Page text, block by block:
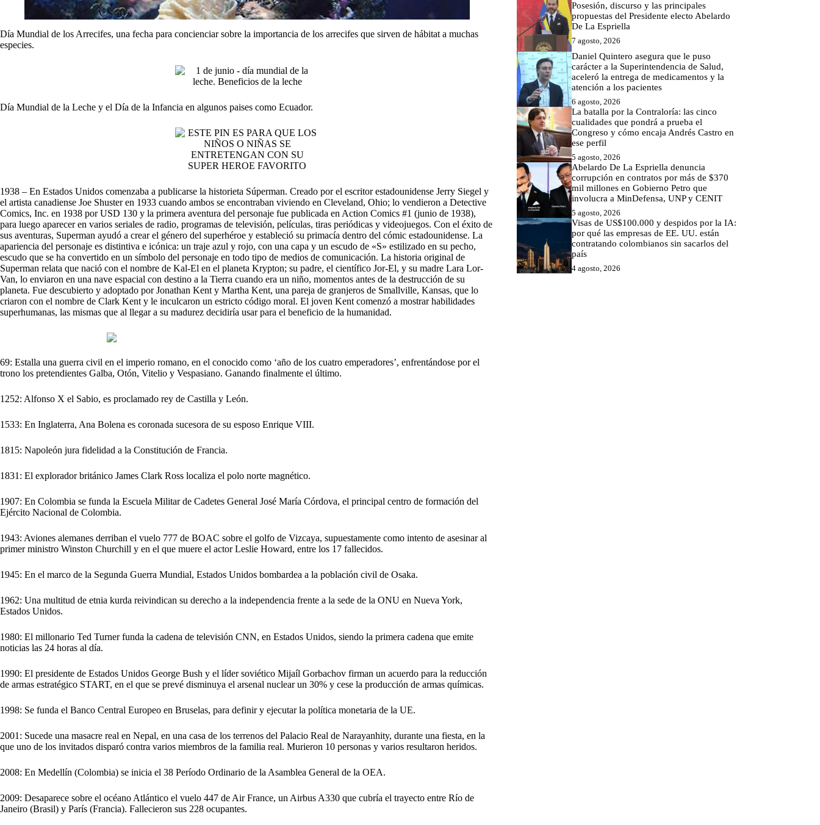
Día Mundial de los Arrecifes, una fecha para concienciar sobre la importancia de los arrecifes que sirven de hábitat a muchas
especies.
Día Mundial de la Leche y el Día de la Infancia en algunos paises como Ecuador.
1938 – En Estados Unidos comenzaba a publicarse la historieta Súperman. Creado por el escritor estadounidense Jerry Siegel y
el artista canadiense Joe Shuster en 1933 cuando ambos se encontraban viviendo en Cleveland, Ohio; lo vendieron a Detective
Comics, Inc. en 1938 por USD 130 y la primera aventura del personaje fue publicada en Action Comics #1 (junio de 1938),
para luego aparecer en varios seriales de radio, programas de televisión, películas, tiras periódicas y videojuegos. Con el éxito de
sus aventuras, Superman ayudó a crear el género del superhéroe y estableció su primacía dentro del cómic estadounidense. La
apariencia del personaje es distintiva e icónica: un traje azul y rojo, con una capa y un escudo de «S» estilizado en su pecho,
escudo que se ha convertido en un símbolo del personaje en todo tipo de medios de comunicación. La historia original de
Superman relata que nació con el nombre de Kal-El en el planeta Krypton; su padre, el científico Jor-El, y su madre Lara Lor-
Van, lo enviaron en una nave espacial con destino a la Tierra cuando era un niño, momentos antes de la destrucción de su
planeta. Fue descubierto y adoptado por Jonathan Kent y Martha Kent, una pareja de granjeros de Smallville, Kansas, que lo
criaron con el nombre de Clark Kent y le inculcaron un estricto código moral. El joven Kent comenzó a mostrar habilidades
superhumanas, las mismas que al llegar a su madurez decidiría usar para el beneficio de la humanidad.
69: Estalla una guerra civil en el imperio romano, en el conocido como ‘año de los cuatro emperadores’, enfrentándose por el
trono los pretendientes Galba, Otón, Vitelio y Vespasiano. Ganando finalmente el último.
1252: Alfonso X el Sabio, es proclamado rey de Castilla y León.
1533: En Inglaterra, Ana Bolena es coronada sucesora de su esposo Enrique VIII.
1815: Napoleón jura fidelidad a la Constitución de Francia.
1831: El explorador británico James Clark Ross localiza el polo norte magnético.
1907: En Colombia se funda la Escuela Militar de Cadetes General José María Córdova, el principal centro de formación del
Ejército Nacional de Colombia.
1943: Aviones alemanes derriban el vuelo 777 de BOAC sobre el golfo de Vizcaya, supuestamente como intento de asesinar al
primer ministro Winston Churchill y en el que muere el actor Leslie Howard, entre los 17 fallecidos.
1945: En el marco de la Segunda Guerra Mundial, Estados Unidos bombardea a la población civil de Osaka.
1962: Una multitud de etnia kurda reivindican su derecho a la independencia frente a la sede de la ONU en Nueva York,
Estados Unidos.
1980: El millonario Ted Turner funda la cadena de televisión CNN, en Estados Unidos, siendo la primera cadena que emite
noticias las 24 horas al día.
1990: El presidente de Estados Unidos George Bush y el líder soviético Mijaíl Gorbachov firman un acuerdo para la reducción
de armas estratégico START, en el que se prevé disminuya el arsenal nuclear un 30% y cese la producción de armas químicas.
1998: Se funda el Banco Central Europeo en Bruselas, para definir y ejecutar la política monetaria de la UE.
2001: Sucede una masacre real en Nepal, en una casa de los terrenos del Palacio Real de Narayanhity, durante una fiesta, en la
que uno de los invitados disparó contra varios miembros de la familia real. Murieron 10 personas y varios resultaron heridos.
2008: En Medellín (Colombia) se inicia el 38 Período Ordinario de la Asamblea General de la OEA.
2009: Desaparece sobre el océano Atlántico el vuelo 447 de Air France, un Airbus A330 que cubría el trayecto entre Río de
Janeiro (Brasil) y París (Francia). Fallecieron sus 228 ocupantes.
Posesión, discurso y las principales
propuestas del Presidente electo Abelardo
De La Espriella
7 agosto, 2026
Daniel Quintero asegura que le puso
carácter a la Superintendencia de Salud,
aceleró la entrega de medicamentos y la
atención a los pacientes
6 agosto, 2026
La batalla por la Contraloría: las cinco
cualidades que pondrá a prueba el
Congreso y cómo encaja Andrés Castro en
ese perfil
5 agosto, 2026
Abelardo De La Espriella denuncia
corrupción en contratos por más de $370
mil millones en Gobierno Petro que
involucra a MinDefensa, UNP y CENIT
5 agosto, 2026
Visas de US$100.000 y despidos por la IA:
por qué las empresas de EE. UU. están
contratando colombianos sin sacarlos del
país
4 agosto, 2026